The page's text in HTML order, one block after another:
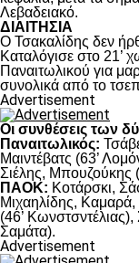
Λεβαδειακό.
ΔΙΑΙΤΗΣΙΑ
Ο Τσακαλίδης δεν
Καταλόγισε στο 21’
Παναιτωλικού για
συνολικά από το
Advertisement
Οι συνθέσεις των
Παναιτωλικός:
Μαιντέβατς (63’
Σιέλης, Μπουζούκης
ΠΑΟΚ: Κοτάρσκι,
Μιχαηλίδης,
(46’ Κωνστσντέλιας),
Σαμάτα).
Advertisement